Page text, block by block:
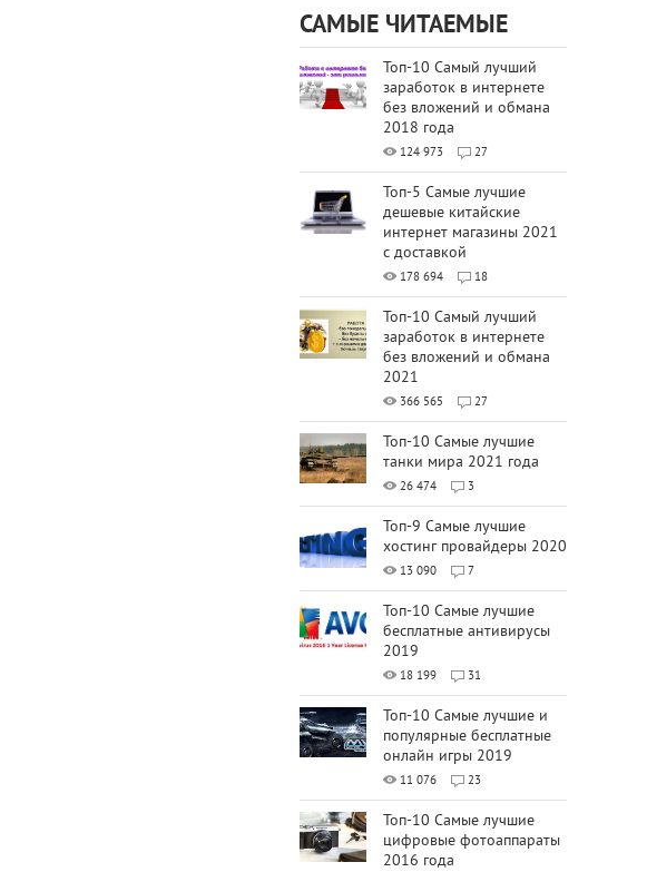
САМЫЕ ЧИТАЕМЫЕ
Топ-10 Самый лучший
заработок в интернете
без вложений и обмана
2018 года
124 973 27
Топ-5 Самые лучшие
дешевые китайские
интернет магазины 2021
с доставкой
178 694 18
Топ-10 Самый лучший
заработок в интернете
без вложений и обмана
2021
366 565 27
Топ-10 Самые лучшие
танки мира 2021 года
26 474 3
Топ-9 Самые лучшие
хостинг провайдеры 2020
13 090 7
Топ-10 Самые лучшие
бесплатные антивирусы
2019
18 199 31
Топ-10 Самые лучшие и
популярные бесплатные
онлайн игры 2019
11 076 23
Топ-10 Самые лучшие
цифровые фотоаппараты
2016 года